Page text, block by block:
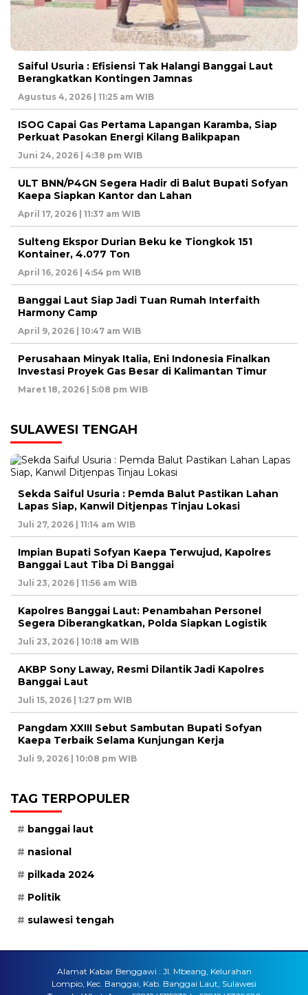
Saiful Usuria : Efisiensi Tak Halangi Banggai Laut
Berangkatkan Kontingen Jamnas
Agustus 4, 2026 | 11:25 am WIB
ISOG Capai Gas Pertama Lapangan Karamba, Siap
Perkuat Pasokan Energi Kilang Balikpapan
Juni 24, 2026 | 4:38 pm WIB
ULT BNN/P4GN Segera Hadir di Balut Bupati Sofyan
Kaepa Siapkan Kantor dan Lahan
April 17, 2026 | 11:37 am WIB
Sulteng Ekspor Durian Beku ke Tiongkok 151
Kontainer, 4.077 Ton
April 16, 2026 | 4:54 pm WIB
Banggai Laut Siap Jadi Tuan Rumah Interfaith
Harmony Camp
April 9, 2026 | 10:47 am WIB
Perusahaan Minyak Italia, Eni Indonesia Finalkan
Investasi Proyek Gas Besar di Kalimantan Timur
Maret 18, 2026 | 5:08 pm WIB
SULAWESI TENGAH
Sekda Saiful Usuria : Pemda Balut Pastikan Lahan
Lapas Siap, Kanwil Ditjenpas Tinjau Lokasi
Juli 27, 2026 | 11:14 am WIB
Impian Bupati Sofyan Kaepa Terwujud, Kapolres
Banggai Laut Tiba Di Banggai
Juli 23, 2026 | 11:56 am WIB
Kapolres Banggai Laut: Penambahan Personel
Segera Diberangkatkan, Polda Siapkan Logistik
Juli 23, 2026 | 10:18 am WIB
AKBP Sony Laway, Resmi Dilantik Jadi Kapolres
Banggai Laut
Juli 15, 2026 | 1:27 pm WIB
Pangdam XXIII Sebut Sambutan Bupati Sofyan
Kaepa Terbaik Selama Kunjungan Kerja
Juli 9, 2026 | 10:08 pm WIB
TAG TERPOPULER
banggai laut
nasional
pilkada 2024
Politik
sulawesi tengah
Alamat Kabar Benggawi : Jl. Mbeang, Kelurahan
Lompio, Kec. Banggai, Kab. Banggai Laut, Sulawesi